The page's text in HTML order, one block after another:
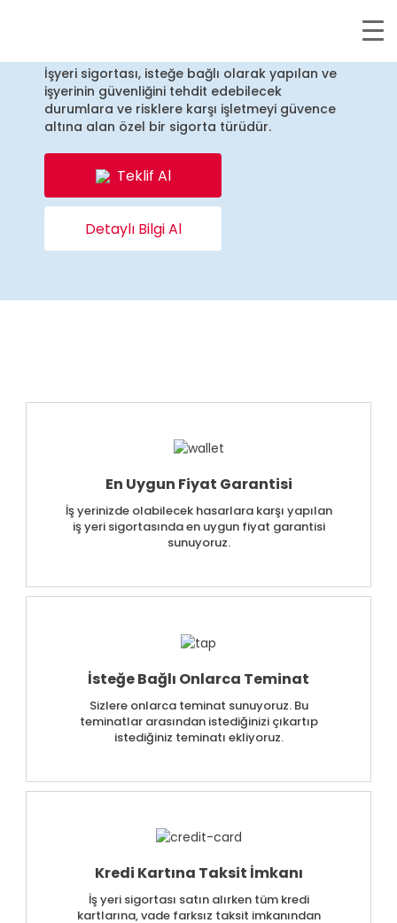
İşyeri sigortası, isteğe bağlı olarak yapılan ve
işyerinin güvenliğini tehdit edebilecek
durumlara ve risklere karşı işletmeyi güvence
altına alan özel bir sigorta türüdür.
Teklif Al
Detaylı Bilgi Al
En Uygun Fiyat Garantisi
İş yerinizde olabilecek hasarlara karşı yapılan
iş yeri sigortasında en uygun fiyat garantisi
sunuyoruz.
İsteğe Bağlı Onlarca Teminat
Sizlere onlarca teminat sunuyoruz. Bu
teminatlar arasından istediğinizi çıkartıp
istediğiniz teminatı ekliyoruz.
Kredi Kartına Taksit İmkanı
İş yeri sigortası satın alırken tüm kredi
kartlarına, vade farksız taksit imkanından